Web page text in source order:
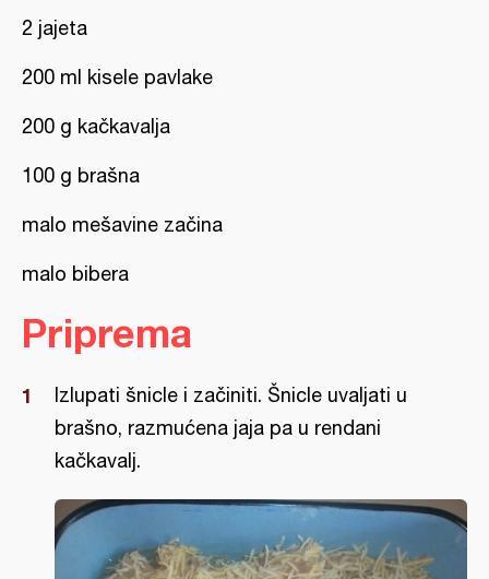
2 jajeta
200 ml kisele pavlake
200 g kačkavalja
100 g brašna
malo mešavine začina
malo bibera
Priprema
Izlupati šnicle i začiniti. Šnicle uvaljati u
brašno, razmućena jaja pa u rendani
kačkavalj.